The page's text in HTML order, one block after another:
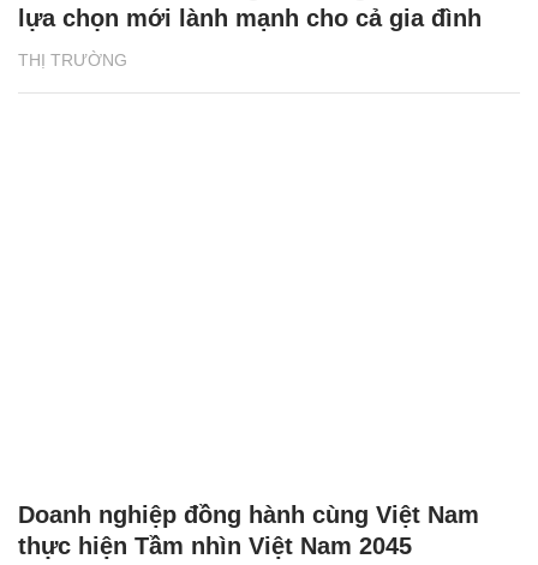
THỊ TRƯỜNG
lựa chọn mới lành mạnh cho cả gia đình
Doanh nghiệp đồng hành cùng Việt Nam
thực hiện Tầm nhìn Việt Nam 2045